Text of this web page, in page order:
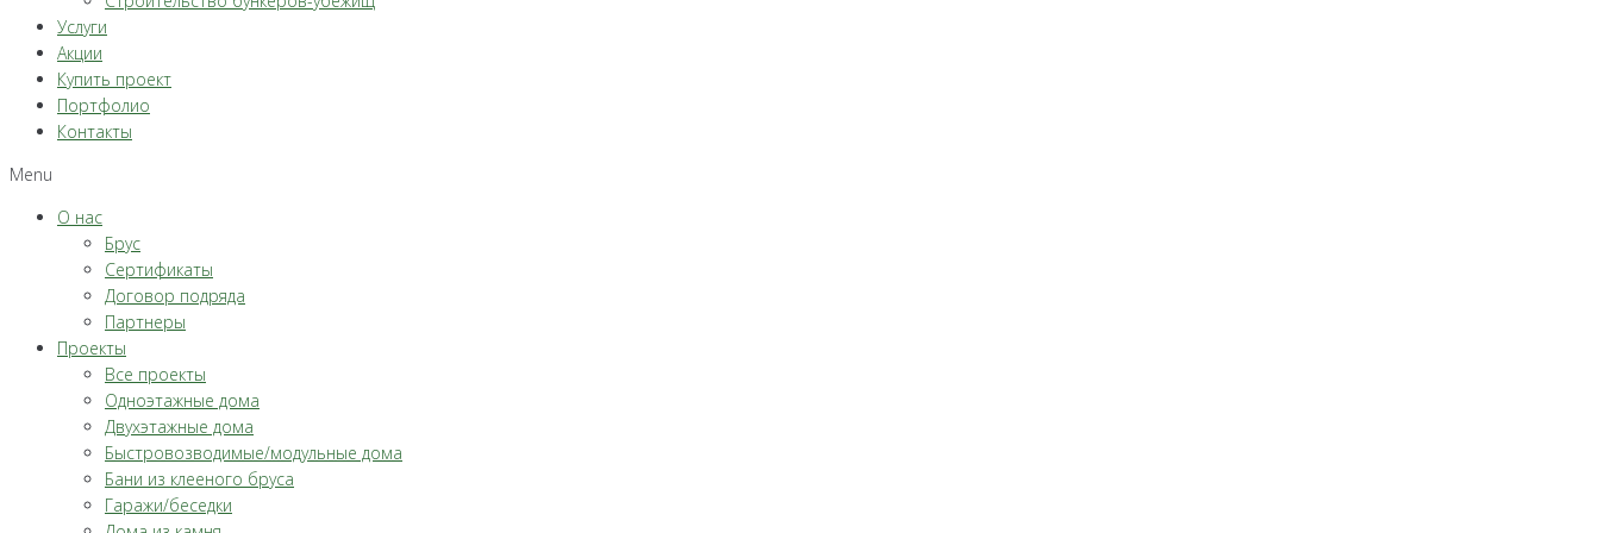
Услуги
Акции
Купить проект
Портфолио
Контакты
Menu
О нас
Брус
Сертификаты
Договор подряда
Партнеры
Проекты
Все проекты
Одноэтажные дома
Двухэтажные дома
Быстровозводимые/модульные дома
Бани из клееного бруса
Гаражи/беседки